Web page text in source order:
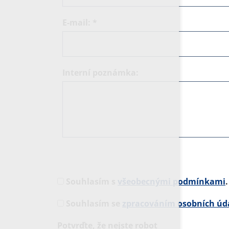
všeobecnými podmínkami.
zpracováním osobních